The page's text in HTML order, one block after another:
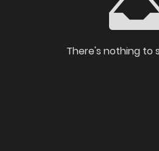
There's nothing to